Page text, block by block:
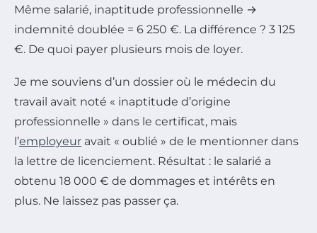
Même salarié, inaptitude professionnelle →
indemnité doublée = 6 250 €. La différence ? 3 125
€. De quoi payer plusieurs mois de loyer.
Je me souviens d’un dossier où le médecin du
travail avait noté « inaptitude d’origine
professionnelle » dans le certificat, mais
l’employeur avait « oublié » de le mentionner dans
la lettre de licenciement. Résultat : le salarié a
obtenu 18 000 € de dommages et intérêts en
plus. Ne laissez pas passer ça.